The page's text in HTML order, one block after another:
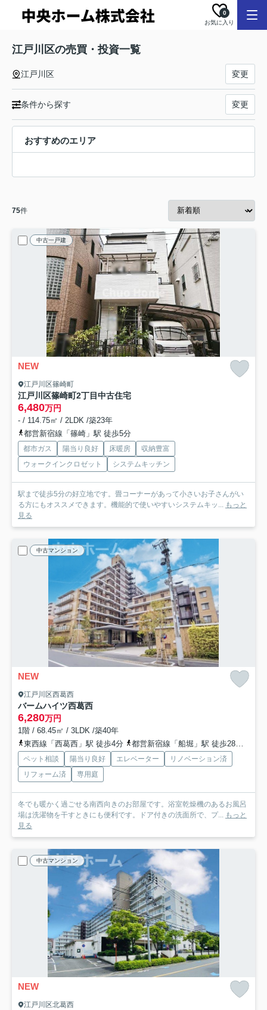
お気に入り
0
江戸川区の売買・投資一覧
江戸川区 変更
条件から探す 変更
おすすめのエリア
75件
中古一戸建
NEW
江戸川区篠崎町
江戸川区篠崎町2丁目中古住宅
6,480万円
- / 114.75㎡ / 2LDK /築23年
都営新宿線「篠崎」駅 徒歩5分
都市ガス 陽当り良好 床暖房
収納豊富
ウォークインクロゼット
システムキッチン
駅まで徒歩5分の好立地です。畳コーナーがあって小さいお子さんがい
る方にもオススメできます。機能的で使いやすいシステムキッ... もっと
見る
中古マンション
NEW
江戸川区西葛西
バームハイツ西葛西
6,280万円
1階 / 68.45㎡ / 3LDK /築40年
東西線「西葛西」駅 徒歩4分
都営新宿線「船堀」駅 徒歩28分
ペット相談 陽当り良好 エレベーター
リノベーション済
リフォーム済
専用庭
冬でも暖かく過ごせる南西向きのお部屋です。浴室乾燥機のあるお風呂
場は洗濯物を干すときにも便利です。ドア付きの洗面所で、プ... もっと
見る
中古マンション
NEW
江戸川区北葛西